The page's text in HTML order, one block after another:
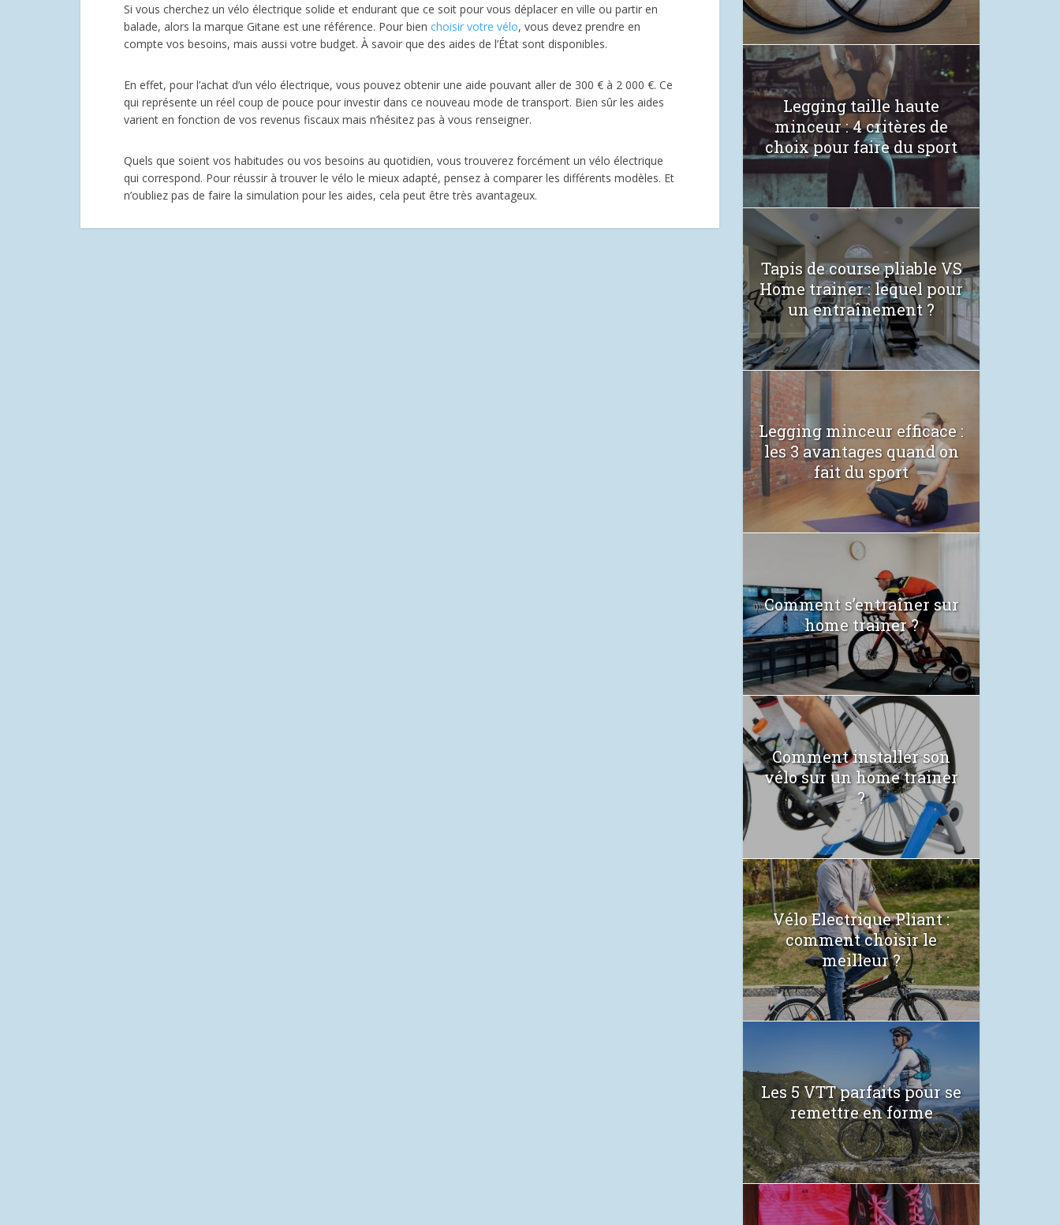
Si vous cherchez un vélo électrique solide et endurant que ce soit pour vous déplacer en ville ou partir en
balade, alors la marque Gitane est une référence. Pour bien choisir votre vélo, vous devez prendre en
compte vos besoins, mais aussi votre budget. À savoir que des aides de l’État sont disponibles.
En effet, pour l’achat d’un vélo électrique, vous pouvez obtenir une aide pouvant aller de 300 € à 2 000 €. Ce
qui représente un réel coup de pouce pour investir dans ce nouveau mode de transport. Bien sûr les aides
varient en fonction de vos revenus fiscaux mais n’hésitez pas à vous renseigner.
Quels que soient vos habitudes ou vos besoins au quotidien, vous trouverez forcément un vélo électrique
qui correspond. Pour réussir à trouver le vélo le mieux adapté, pensez à comparer les différents modèles. Et
n’oubliez pas de faire la simulation pour les aides, cela peut être très avantageux.
Legging taille haute
minceur : 4 critères de
choix pour faire du sport
Tapis de course pliable VS
Home trainer : lequel pour
un entraînement ?
Legging minceur efficace :
les 3 avantages quand on
fait du sport
Comment s’entraîner sur
home trainer ?
Comment installer son
vélo sur un home trainer
?
Vélo Electrique Pliant :
comment choisir le
meilleur ?
Les 5 VTT parfaits pour se
remettre en forme